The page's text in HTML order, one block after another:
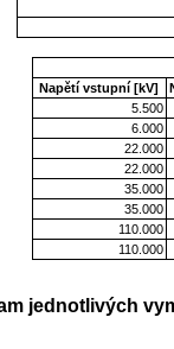
Napětí vstupní [kV]
5.500
6.000
22.000
22.000
35.000
35.000
110.000
110.000
jednotlivých